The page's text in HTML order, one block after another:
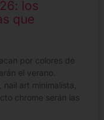
los
que
por colores de
el verano.
art minimalista,
chrome serán las